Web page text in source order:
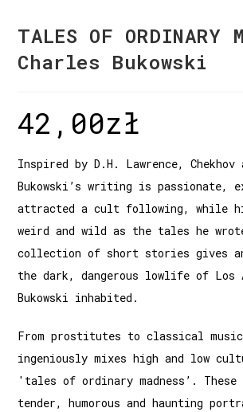
TALES OF ORDINARY
Charles Bukowski
42,00zł
Inspired by D.H. Lawrence, Chekhov
Bukowski’s writing is passionate,
attracted a cult following, while
weird and wild as the tales he
collection of short stories gives
the dark, dangerous lowlife of Los
Bukowski inhabited.
From prostitutes to classical
ingeniously mixes high and low
'tales of ordinary madness’.
tender, humorous and haunting